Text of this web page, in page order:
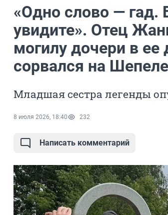
«Одно слово — гад.
увидите». Отец
могилу дочери в
сорвался на
Младшая сестра легенды
8 июля 2026, 18:40 232
Написать комментарий